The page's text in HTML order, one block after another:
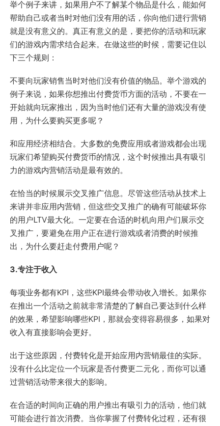
举个例子来讲，如果用户不了解某个物品是什么，能如何
帮助自己或者当时对他们没有用的话，你向他们进行营销
就是没有意义的。真正有意义的是，要把你的活动和玩家
们的游戏内需求结合起来。在做这些的时候，需要记住以
下三个规则：
不要向玩家销售当时对他们没有价值的物品。举个游戏的
例子来说，如果你想推出付费货币方面的活动，不要在一
开始就向玩家推出，因为当时他们还有大量的游戏没有使
用，为什么要购买更多呢？
和应用经济相结合。大多数的免费应用或者游戏都会出现
玩家们希望购买付费货币的情况，这个时候推出具有吸引
力的游戏内营销活动是最有效的。
在恰当的时候展示交叉推广信息。尽管这些活动从技术上
来讲并非应用内营销，但这些交叉推广的确有可能破坏你
的用户LTV最大化。一定要在合适的时机向用户们展示交
叉推广，要避免在用户正在进行游戏或者消费的时候推
出，为什么要赶走付费用户呢？
3.专注于收入
每项业务都有KPI，这些KPI最终会带动收入增长。如果你
在推出一个活动之前就非常清楚的了解自己要达到什么样
的效果，希望影响哪些KPI，那就会变得容易很多，如果对
收入有直接影响会更好。
出于这些原因，付费转化是开始应用内营销最佳的实际。
没有什么比定位一个玩家是否付费更二元化，而你可以通
过营销活动带来很大的影响。
在合适的时间向正确的用户推出有吸引力的活动，他们就
可能会进行首次消费。当你掌握了付费转化过程，还有很